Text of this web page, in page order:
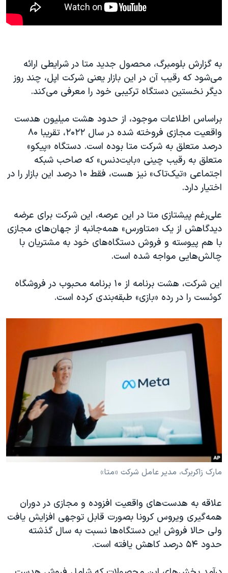
به گزارش بلومبرگ، محصول جدید متا در شرایطی ارائه
می‌شود که رقیب آن در این بازار یعنی شرکت اپل، چند روز
دیگر نخستین دستگاه ترکیبی خود را معرفی می‌کند.
براساس اطلاعات موجود، از حدود هشت میلیون هدست‌
واقعیت مجازی فروخته شده در سال ۲۰۲۲، تقریبا ۸۰
درصد متعلق به شرکت متا بوده است. دستگاه «پیکو»
متعلق به رقیب چینی «بایت‌دنس» که صاحب شبکه
اجتماعی «تیک‌تاک» نیز هست، فقط ۱۰ درصد این بازار را در
اختیار دارد.
علی‌رغم پیشتازی متا در این عرصه، این شرکت برای عرضه
دیدگاهش از یک «متاورس» همه‌جانبه از جهان‌های مجازی
با هم پیوسته و فروش دستگاه‌های خود به مشتریان با
چالش‌هایی مواجه شده است.
این شرکت، هشت برنامه از ۱۰ برنامه محبوب در فروشگاه
کوئست را در رده «بازی» طبقه‌بندی کرده است.
مارک زاکربرگ، مدیر عامل شرکت «متا»
علاقه به هدست‌های واقعیت افزوده و مجازی در دوران
همه‌گیری ویروس کرونا بصورت قابل توجهی افزایش یافت
ولی حالا فروش این دستگاه‌ها نسبت به سال گذشته
حدود ۵۴ درصد کاهش یافته است.